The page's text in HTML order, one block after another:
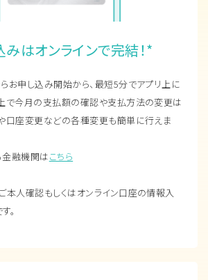
みはオンラインで完結！*
お申し込み開始から、最短5分でアプリ上に
で今月の支払額の確認や支払方法の変更は
口座変更などの各種変更も簡単に行えま
融機関はこちら
本人確認もしくはオンライン口座の情報入
。